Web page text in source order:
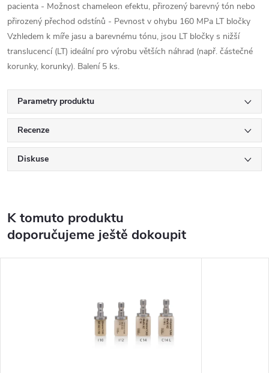
pacienta - Možnost chameleon efektu, přirozený barevný tón nebo
přirozený přechod odstínů - Pevnost v ohybu 160 MPa LT bločky
Vzhledem k míře jasu a barevnému tónu, jsou LT bločky s nižší
translucencí (LT) ideální pro výrobu větších náhrad (např. částečné
korunky, korunky). Balení 5 ks.
Parametry produktu
Recenze
Diskuse
K tomuto produktu
doporučujeme ještě dokoupit